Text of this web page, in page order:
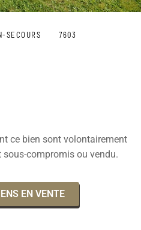
SECOURS 7603
ce bien sont volontairement
sous-compromis ou vendu.
EN VENTE